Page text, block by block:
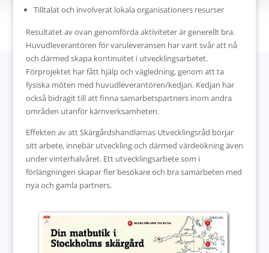
Tilltalat och involverat lokala organisationers resurser
Resultatet av ovan genomförda aktiviteter är generellt bra.
Huvudleverantören för varuleveransen har varit svår att nå
och därmed skapa kontinuitet i utvecklingsarbetet.
Förprojektet har fått hjälp och vägledning, genom att ta
fysiska möten med huvudleverantören/kedjan. Kedjan har
också bidragit till att finna samarbetspartners inom andra
områden utanför kärnverksamheten.
Effekten av att Skärgårdshandlarnas Utvecklingsråd börjar
sitt arbete, innebär utveckling och därmed värdeökning även
under vinterhalvåret. Ett utvecklingsarbete som i
förlängningen skapar fler besökare och bra samarbeten med
nya och gamla partners.